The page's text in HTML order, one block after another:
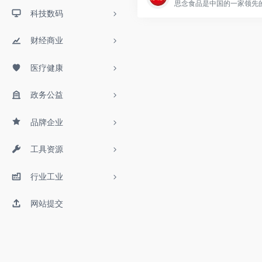
科技数码
财经商业
医疗健康
政务公益
品牌企业
工具资源
行业工业
网站提交